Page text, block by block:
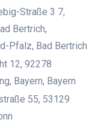
Straße 3 7,
Bertrich,
Pfalz, Bad Bertrich
12, 92278
Bayern, Bayern
55, 53129